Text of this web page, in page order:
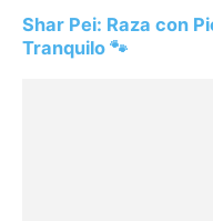
Shar Pei: Raza con
Tranquilo 🐾